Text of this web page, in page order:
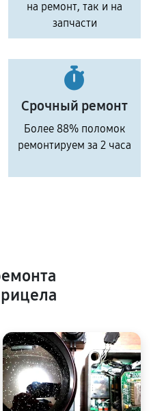
на ремонт, так и на
запчасти
Срочный ремонт
Более 88% поломок
ремонтируем за 2 часа